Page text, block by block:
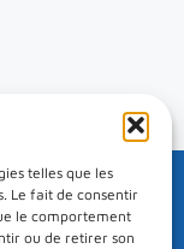
telles que les
Le fait de consentir
le comportement
ou de retirer son
de recherche